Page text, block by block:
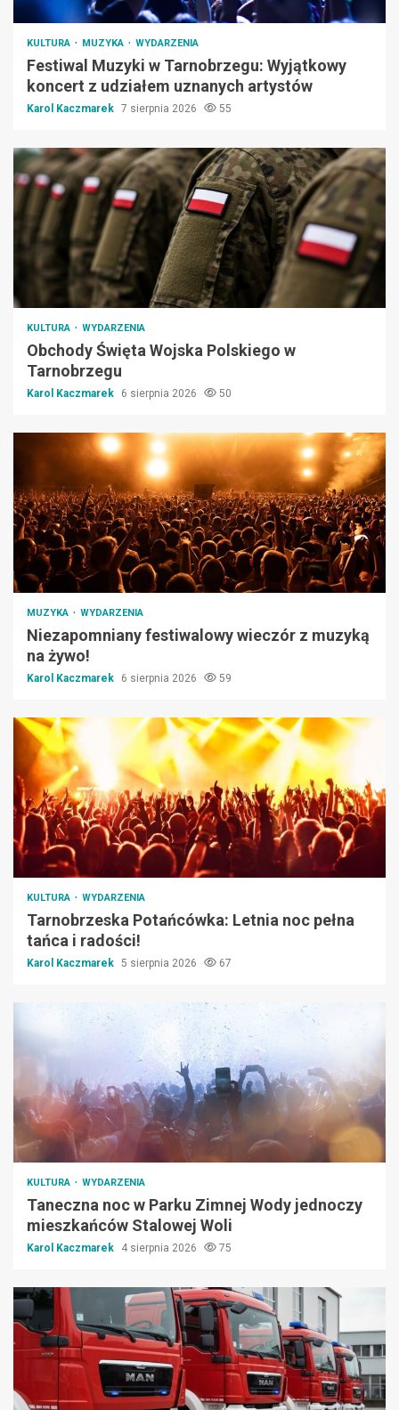
KULTURA MUZYKA WYDARZENIA
Festiwal Muzyki w Tarnobrzegu: Wyjątkowy
koncert z udziałem uznanych artystów
Karol Kaczmarek 7 sierpnia 2026 55
KULTURA WYDARZENIA
Obchody Święta Wojska Polskiego w
Tarnobrzegu
Karol Kaczmarek 6 sierpnia 2026 50
MUZYKA WYDARZENIA
Niezapomniany festiwalowy wieczór z muzyką
na żywo!
Karol Kaczmarek 6 sierpnia 2026 59
KULTURA WYDARZENIA
Tarnobrzeska Potańcówka: Letnia noc pełna
tańca i radości!
Karol Kaczmarek 5 sierpnia 2026 67
KULTURA WYDARZENIA
Taneczna noc w Parku Zimnej Wody jednoczy
mieszkańców Stalowej Woli
Karol Kaczmarek 4 sierpnia 2026 75